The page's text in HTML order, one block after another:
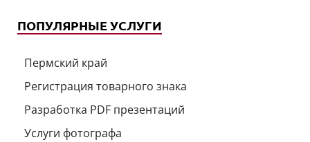
ПОПУЛЯРНЫЕ УСЛУГИ
Пермский край
Регистрация товарного знака
Разработка PDF презентаций
Услуги фотографа